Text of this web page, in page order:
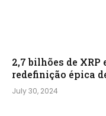
2,7 bilhões de
redefinição épica
July 30, 2024